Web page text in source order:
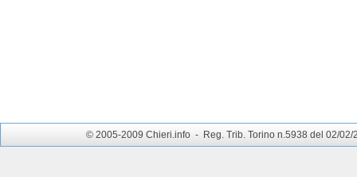
© 2005-2009 Chieri.info - Reg. Trib. Torino n.5938 del 02/02/